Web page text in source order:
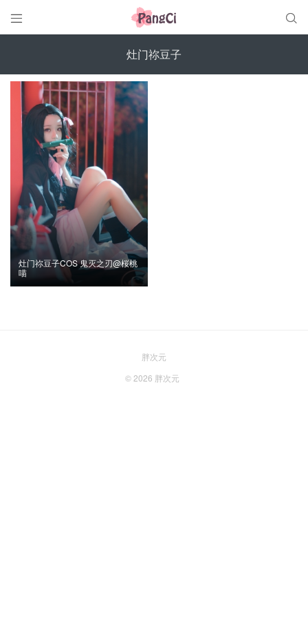
 
灶门祢豆子
灶门祢豆子COS 鬼灭之刃@桜桃
喵
胖次元
© 2026 胖次元